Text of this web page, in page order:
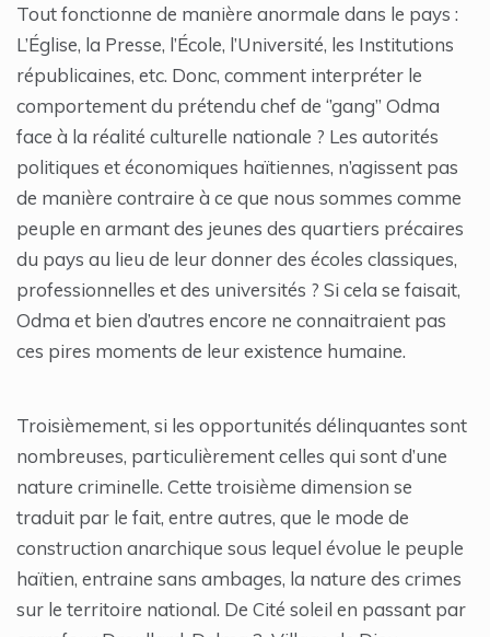
Tout fonctionne de manière anormale dans le pays :
L’Église, la Presse, l’École, l’Université, les Institutions
républicaines, etc. Donc, comment interpréter le
comportement du prétendu chef de ‘’gang’’ Odma
face à la réalité culturelle nationale ? Les autorités
politiques et économiques haïtiennes, n’agissent pas
de manière contraire à ce que nous sommes comme
peuple en armant des jeunes des quartiers précaires
du pays au lieu de leur donner des écoles classiques,
professionnelles et des universités ? Si cela se faisait,
Odma et bien d’autres encore ne connaitraient pas
ces pires moments de leur existence humaine.
Troisièmement, si les opportunités délinquantes sont
nombreuses, particulièrement celles qui sont d’une
nature criminelle. Cette troisième dimension se
traduit par le fait, entre autres, que le mode de
construction anarchique sous lequel évolue le peuple
haïtien, entraine sans ambages, la nature des crimes
sur le territoire national. De Cité soleil en passant par